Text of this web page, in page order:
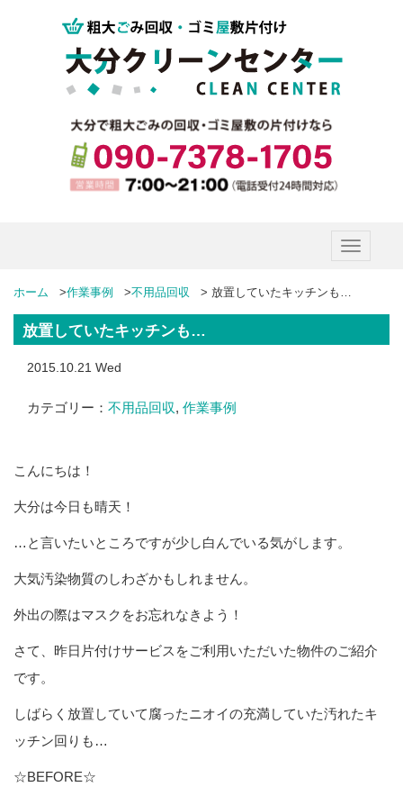
Toggle
ホーム >作業事例 >不用品回収 > 放置していたキッチンも…
放置していたキッチンも…
2015.10.21 Wed
カテゴリー： 不用品回収, 作業事例
こんにちは！
大分は今日も晴天！
…と言いたいところですが少し白んでいる気がします。
大気汚染物質のしわざかもしれません。
外出の際はマスクをお忘れなきよう！
さて、昨日片付けサービスをご利用いただいた物件のご紹介
です。
しばらく放置していて腐ったニオイの充満していた汚れたキ
ッチン回りも…
☆BEFORE☆